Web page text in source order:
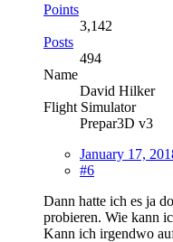
Points
3,142
Posts
494
Name
David Hilker
Flight Simulator
Prepar3D v3
January 17,
#6
Dann hatte ich es ja
probieren. Wie kann
Kann ich irgendwo